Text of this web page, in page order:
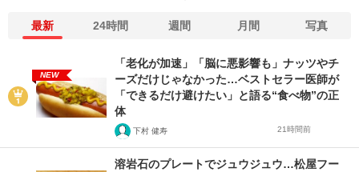
最新 24時間 週間 月間 写真
NEW
「老化が加速」「脳に悪影響も」ナッツやチ
ーズだけじゃなかった…ベストセラー医師が
「できるだけ避けたい」と語る“食べ物”の正
体
下村 健寿 21時間前
溶岩石のプレートでジュウジュウ…松屋フー